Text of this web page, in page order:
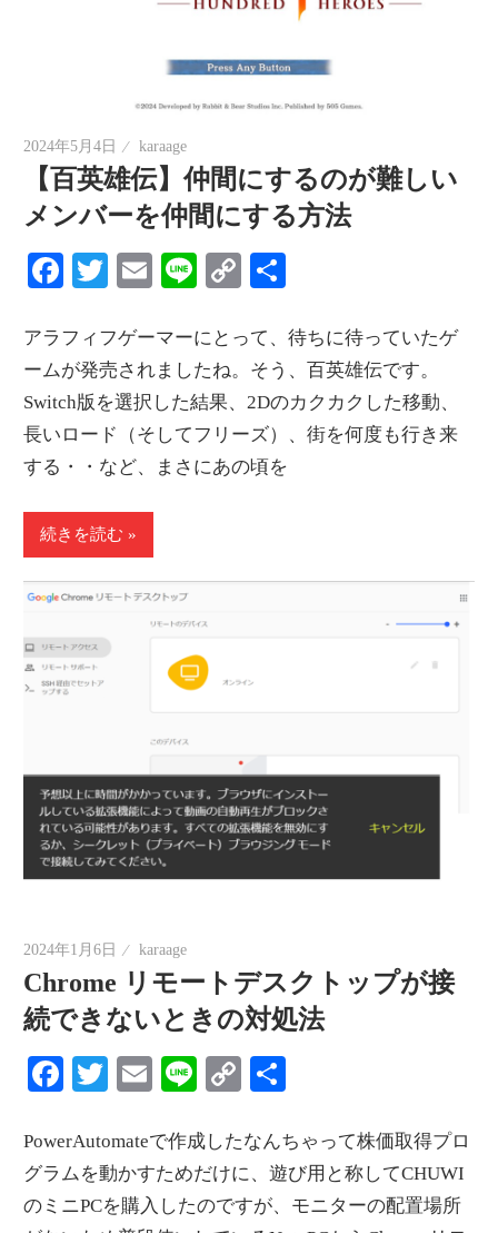
2024年5月4日 karaage
【百英雄伝】仲間にするのが難しい
メンバーを仲間にする方法
Facebook
Twitter
EmailLineCopy
アラフィフゲーマーにとって、待ちに待っていたゲ
ームが発売されましたね。そう、百英雄伝です。
Switch版を選択した結果、2Dのカクカクした移動、
長いロード（そしてフリーズ）、街を何度も行き来
する・・など、まさにあの頃を
続きを読む
2024年1月6日 karaage
Chrome リモートデスクトップが接
続できないときの対処法
Facebook
Twitter
EmailLineCopy
PowerAutomateで作成したなんちゃって株価取得プロ
グラムを動かすためだけに、遊び用と称してCHUWI
のミニPCを購入したのですが、モニターの配置場所